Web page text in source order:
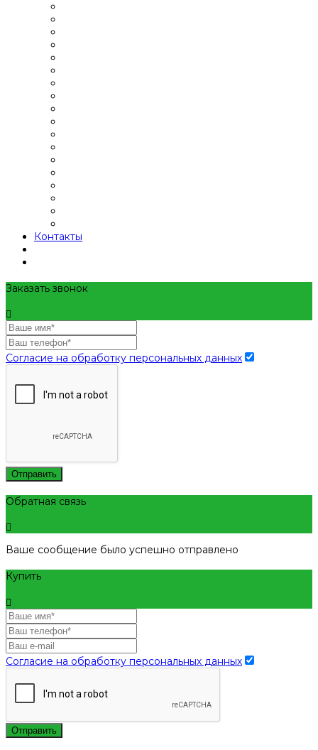
Контакты
Заказать звонок
Согласие на обработку персональных данных
Отправить
Обратная связь
Ваше сообщение было успешно отправлено
Купить
Согласие на обработку персональных данных
Отправить